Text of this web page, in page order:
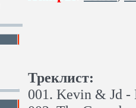
Треклист:
001. Kevin & Jd -